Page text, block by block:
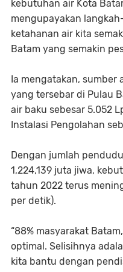
kebutuhan air Kota
mengupayakan
ketahanan air kita
Batam yang semakin
Ia mengatakan, sumber
yang tersebar di Pulau
air baku sebesar 5.052
Instalasi Pengolahan
Dengan jumlah
1,224,139 juta jiwa,
tahun 2022 terus
per detik).
“88% masyarakat
optimal. Selisihnya
kita bantu dengan